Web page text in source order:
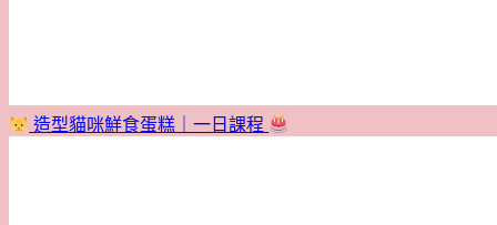
造型貓咪鮮食蛋糕｜一日課程